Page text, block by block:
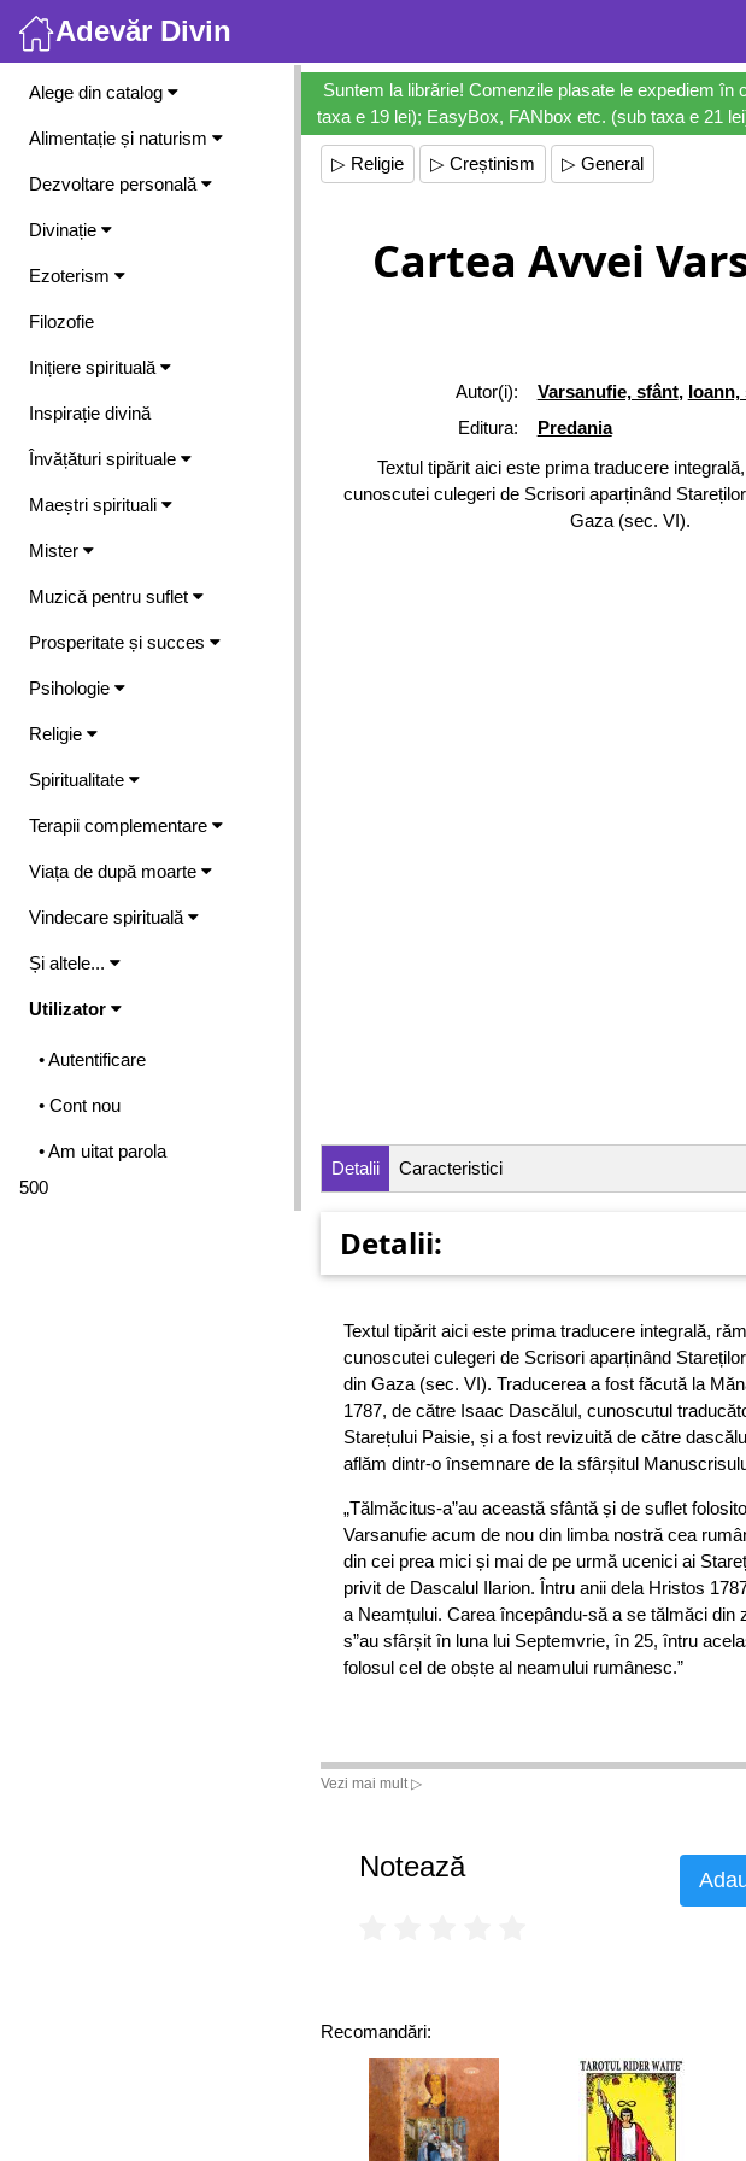
Adevăr Divin
Meniu
Alege din catalog
Alimentație și naturism
Dezvoltare personală
Divinație
Ezoterism
Filozofie
Inițiere spirituală
Inspirație divină
Învățături spirituale
Maeștri spirituali
Mister
Muzică pentru suflet
Prosperitate și succes
Psihologie
Religie
Spiritualitate
Terapii complementare
Viața de după moarte
Vindecare spirituală
Și altele...
Utilizator
• Autentificare
• Cont nou
• Am uitat parola
500
Suntem la librărie! Comenzile plasate le expediem
taxa e 19 lei); EasyBox, FANbox etc. (sub taxa e 21
▷ Religie ▷ Creștinism ▷ General
Cartea Avvei
Autor(i): Varsanufie, sfânt, Ioann,
Editura:
Predania
Textul tipărit aici este prima traducere
cunoscutei culegeri de Scrisori aparținând
Gaza (sec. VI).
Detalii Caracteristici
Detalii:
Textul tipărit aici este prima traducere integrală,
cunoscutei culegeri de Scrisori aparținând
din Gaza (sec. VI). Traducerea a fost făcută la
1787, de către Isaac Dascălul, cunoscutul
Starețului Paisie, și a fost revizuită de către
aflăm dintr-o însemnare de la sfârșitul
„Tălmăcitus-a”au această sfântă și de suflet
Varsanufie acum de nou din limba nostră cea
din cei prea mici și mai de pe urmă ucenici ai
privit de Dascalul Ilarion. Întru anii dela Hristos
a Neamțului. Carea începându-să a se tălmăci din
s”au sfârșit în luna lui Septemvrie, în 25, întru
folosul cel de obște al neamului rumânesc.”
Vezi mai mult ▷
Notează
Recomandări: